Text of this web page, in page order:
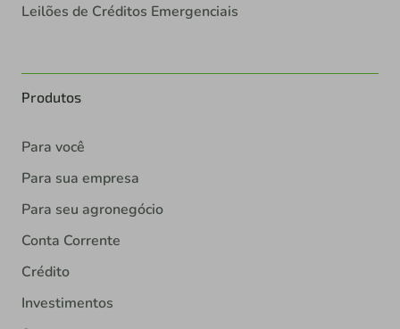
Leilões de Créditos Emergenciais
Produtos
Para você
Para sua empresa
Para seu agronegócio
Conta Corrente
Crédito
Investimentos